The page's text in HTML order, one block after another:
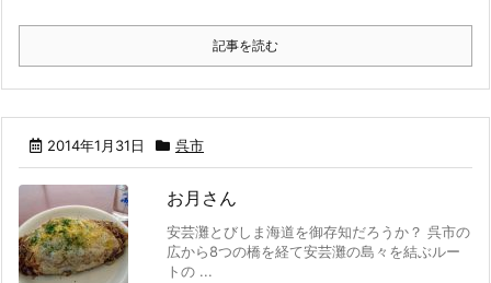
記事を読む
2014年1月31日 呉市
お月さん
安芸灘とびしま海道を御存知だろうか？ 呉市の
広から8つの橋を経て安芸灘の島々を結ぶルー
トの ...